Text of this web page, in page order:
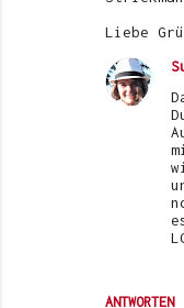
Liebe
ANTWORTEN